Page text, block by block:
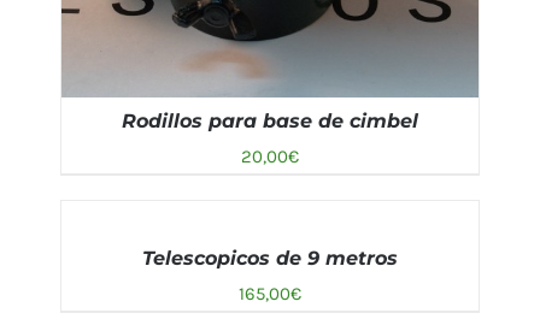
AÑADIR AL CARRITO / DETALLES
Rodillos para base de cimbel
20,00€
Telescopicos de 9 metros
165,00€